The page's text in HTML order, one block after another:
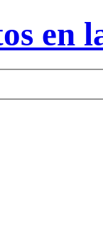
en